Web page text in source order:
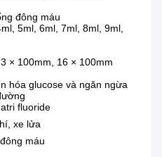
đông máu
5ml, 6ml, 7ml, 8ml, 9ml,
× 100mm, 16 × 100mm
hóa glucose và ngăn ngừa
fluoride
xe lửa
máu